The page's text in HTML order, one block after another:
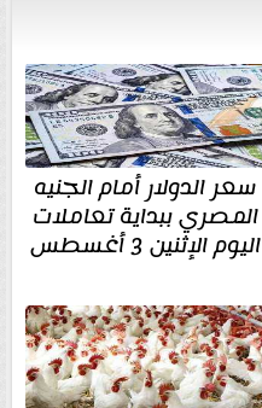
سعر الدولار أمام الجنيه
المصري ببداية تعاملات
اليوم الإثنين 3 أغسطس